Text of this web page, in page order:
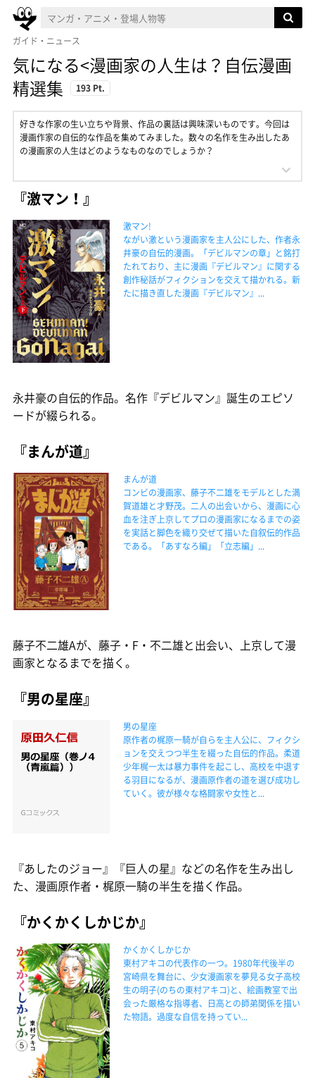
ガイド・ニュース
気になる<漫画家の人生は？自伝漫画
精選集
193 Pt.
好きな作家の生い立ちや背景、作品の裏話は興味深いものです。今回は
漫画作家の自伝的な作品を集めてみました。数々の名作を生み出したあ
の漫画家の人生はどのようなものなのでしょうか？
『激マン！』
激マン!
ながい激という漫画家を主人公にした、作者永
井豪の自伝的漫画。「デビルマンの章」と銘打
たれており、主に漫画『デビルマン』に関する
創作秘話がフィクションを交えて描かれる。新
たに描き直した漫画『デビルマン』...
永井豪の自伝的作品。名作『デビルマン』誕生のエピソ
ードが綴られる。
『まんが道』
まんが道
コンビの漫画家、藤子不二雄をモデルとした満
賀道雄と才野茂。二人の出会いから、漫画に心
血を注ぎ上京してプロの漫画家になるまでの姿
を実話と脚色を織り交ぜて描いた自叙伝的作品
である。「あすなろ編」「立志編」...
藤子不二雄Aが、藤子・F・不二雄と出会い、上京して漫
画家となるまでを描く。
『男の星座』
男の星座
原作者の梶原一騎が自らを主人公に、フィクシ
ョンを交えつつ半生を綴った自伝的作品。柔道
少年梶一太は暴力事件を起こし、高校を中退す
る羽目になるが、漫画原作者の道を選び成功し
ていく。彼が様々な格闘家や女性と...
『あしたのジョー』『巨人の星』などの名作を生み出し
た、漫画原作者・梶原一騎の半生を描く作品。
『かくかくしかじか』
かくかくしかじか
東村アキコの代表作の一つ。1980年代後半の
宮崎県を舞台に、少女漫画家を夢見る女子高校
生の明子(のちの東村アキコ)と、絵画教室で出
会った厳格な指導者、日高との師弟関係を描い
た物語。過度な自信を持ってい...